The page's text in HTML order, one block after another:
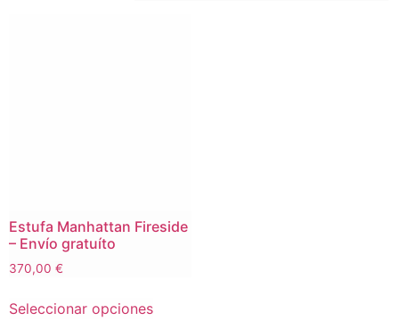
Estufa Manhattan Fireside
– Envío gratuíto
370,00 €
Seleccionar opciones